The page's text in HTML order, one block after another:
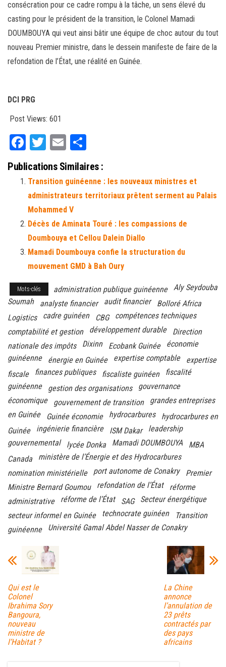
consécration pour ce cadre rompu à la tâche, un sens élevé du
casting pour le président de la transition, le Colonel Mamadi
DOUMBOUYA qui veut ainsi bâtir une équipe de choc autour du tout
nouveau Premier ministre, dans le dessein manifeste de faire de la
refondation de l’État, une réalité en Guinée.
DCI PRG
Post Views: 601
Fa
ce
bo
ok
T
tt
er
E
m
ail ag
er
Publications Similaires :
Transition guinéenne : les nouveaux ministres et
administrateurs territoriaux prêtent serment au Palais
Mohammed V
Décès de Aminata Touré : les compassions de
Doumbouya et Cellou Dalein Diallo
Mamadi Doumbouya confie la structuration du
mouvement GMD à Bah Oury
Mots-clés administration publique guinéenne
Aly Seydouba
Soumah
analyste financier audit financier
Bolloré Africa
Logistics
cadre guinéen CBG
compétences techniques
comptabilité et gestion
développement durable
Direction
nationale des impôts
Dixinn Ecobank Guinée
économie
guinéenne
énergie en Guinée expertise comptable
expertise
fiscale
finances publiques fiscaliste guinéen
fiscalité
guinéenne
gestion des organisations
gouvernance
économique
gouvernement de transition
grandes entreprises
en Guinée
Guinée économie hydrocarbures
hydrocarbures en
Guinée
ingénierie financière ISM Dakar
leadership
gouvernemental
lycée Donka Mamadi DOUMBOUYA
MBA
Canada
ministère de l’Énergie et des Hydrocarbures
nomination ministérielle
port autonome de Conakry
Premier
Ministre Bernard Goumou
refondation de l’État
réforme
administrative
réforme de l’État SAG
Secteur énergétique
secteur informel en Guinée
technocrate guinéen
Transition
guinéenne
Université Gamal Abdel Nasser de Conakry
Qui est le
Colonel
Ibrahima Sory
Bangoura,
nouveau
ministre de
l’Habitat ?
La Chine
annonce
l’annulation de
23 prêts
contractés par
des pays
africains